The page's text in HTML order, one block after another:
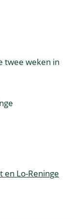
twee weken in
Lo-Reninge